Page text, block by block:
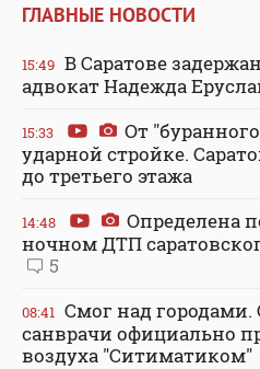
ГЛАВНЫЕ НОВОСТИ
15:49 В Саратове
адвокат Надежда
15:33
От
ударной стройке.
до третьего этажа
14:48
Определена
ночном ДТП
5
08:41 Смог над городами.
санврачи официально
воздуха "Ситиматиком"